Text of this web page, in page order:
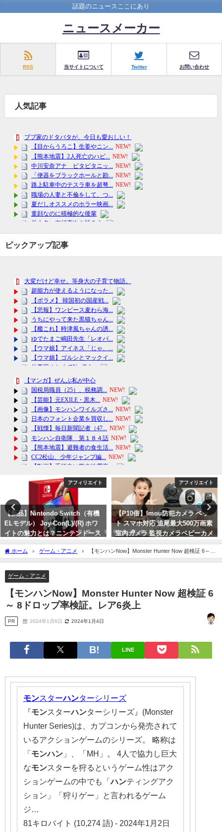
話題のニュースここにあり
ニュースメーカー
RSS 当サイトについて Twitter お問い合わせ
人気記事
ピックアップ記事
アフィリエイト
【P10倍】Imou防犯カメラ ペッ
ト スマホ対応 追尾最大500万画素
室内カメラ 監視カメラベビーカメ
ラ 1年保証 送料無料
アフィリエイト
2024年ストロング2初解禁 ケノン
公式 脱毛器 ランキング3741日1位
※レビュ-17万件 日本製 最新バー
ジョン 美顔器 家庭用 ムダ毛 ヒゲ
ボディ
ホーム ゲーム・アニメ
【モンハンNow】Monster Hunter Now 超検証 6～ 8
ドロップ率検証。レア6炎上
ゲーム・アニメ
【モンハンNow】Monster Hunter Now 超検証 6
～ 8ドロップ率検証。レア6炎上
PR 2024年1月6日 2024年1月4日
LINE
モンスターハンターシリーズ
『モンスターハンターシリーズ』(Monster
Hunter Series)は、カプコンから発売されて
いるアクションゲームのシリーズ。 略称は
「 モンハン 」、「MH」。 4人で協力し巨大
なモンスターを狩るというゲーム性はアク
ションゲームの中でも「 ハンティングアク
ション」「狩りゲー」と言われるゲーム
ジ…
81キロバイト (10,274 語) - 2024年1月2日